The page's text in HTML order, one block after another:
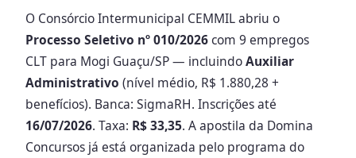
O Consórcio Intermunicipal CEMMIL abriu o
Processo Seletivo nº 010/2026com 9 empregos
CLT para Mogi Guaçu/SP — incluindoAuxiliar
Administrativo (nível médio, R$ 1.880,28 +
benefícios). Banca: SigmaRH. Inscrições até
16/07/2026. Taxa: R$ 33,35. A apostila da Domina
Concursos já está organizada pelo programa do